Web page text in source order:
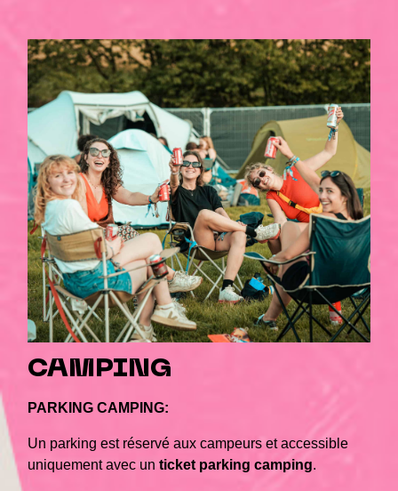
CAMPING
PARKING CAMPING:
Un parking est réservé aux campeurs et accessible
uniquement avec unticket parking camping.